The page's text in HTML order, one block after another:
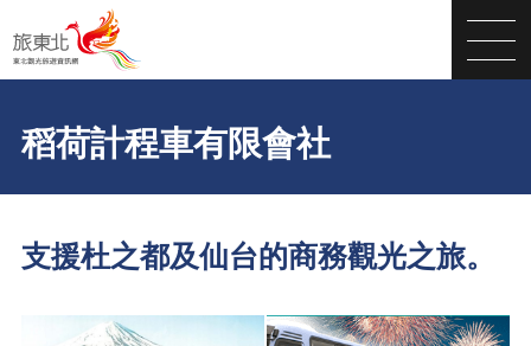
稻荷計程車有限會社
支援杜之都及仙台的商務觀光之旅。